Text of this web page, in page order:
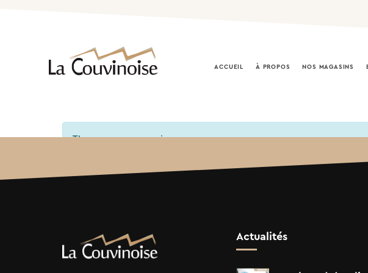
ACCUEIL À PROPOS NOS MAGASINS
There are no organizers.
Actualités